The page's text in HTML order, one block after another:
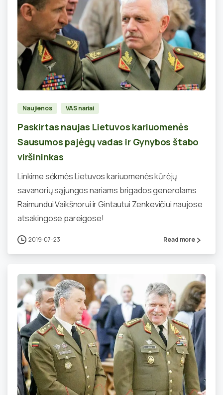
0
Naujienos VAS nariai
Paskirtas naujas Lietuvos kariuomenės
Sausumos pajėgų vadas ir Gynybos štabo
viršininkas
Linkime sėkmės Lietuvos kariuomenės kūrėjų
savanorių sąjungos nariams brigados generolams
Raimundui Vaikšnorui ir Gintautui Zenkevičiui naujose
atsakingose pareigose!
2019-07-23 Read more
2